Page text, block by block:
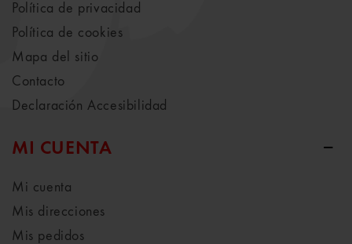
Política de privacidad
Política de cookies
Mapa del sitio
Contacto
Declaración Accesibilidad
MI CUENTA
Mi cuenta
Mis direcciones
Mis pedidos